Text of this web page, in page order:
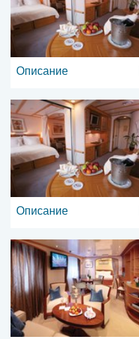
Описание
Описание